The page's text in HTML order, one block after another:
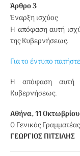
Άρθρο 3
Έναρξη ισχύος
Η απόφαση αυτή
της Κυβερνήσεως.
Για το έντυπο
Η απόφαση αυτή
Κυβερνήσεως.
Αθήνα, 11
Ο Γενικός
ΓΕΩΡΓΙΟΣ ΠΙΤΣΙΛΗΣ